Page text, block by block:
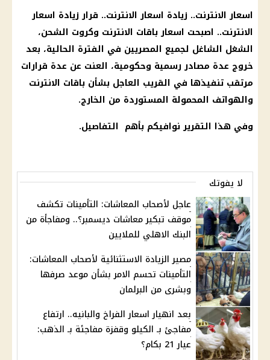
اسعار الانترنت.. زيادة اسعار الانترنت.. قرارزيادة اسعار
الانترنت.. اصبحت اسعار باقات الانترنت وكروت الشحن،
الشغل الشاغل لجميع المصريين في الفترة الحالية، بعد
خروج عدة مصادر رسمية وحكومية، العنت عن عدة قرارات
مرتقب تنفيذها في القريب العاجل بشأن باقات الانترنت
والهواتف المحمولة المستوردة من الخارج.
وفي هذا التقرير نوافيكم بأهم التفاصيل.
لا يفوتك
عاجل لأصحاب المعاشات: التأمينات تكشف
موقف تبكير معاشات ديسمبر؟.. ومفاجأة من
البنك الاهلي للملايين
مصير الزيادة الاستثنائية لأصحاب المعاشات:
التأمينات تحسم الامر بشأن موعد صرفها
وبشرى من البرلمان
بعد انهيار اسعار الفراخ والبانيه.. ارتفاع
مفاجئ بـ الكيلو وقفزة مفاجئة بـ الذهب:
عيار 21 بكام؟